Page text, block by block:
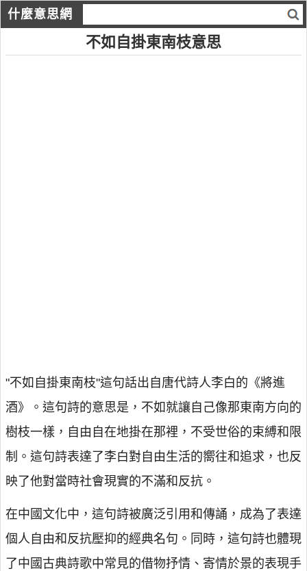
什麼意思網
不如自掛東南枝意思
"不如自掛東南枝"這句話出自唐代詩人李白的《將進
酒》。這句詩的意思是，不如就讓自己像那東南方向的
樹枝一樣，自由自在地掛在那裡，不受世俗的束縛和限
制。這句詩表達了李白對自由生活的嚮往和追求，也反
映了他對當時社會現實的不滿和反抗。
在中國文化中，這句詩被廣泛引用和傳誦，成為了表達
個人自由和反抗壓抑的經典名句。同時，這句詩也體現
了中國古典詩歌中常見的借物抒情、寄情於景的表現手